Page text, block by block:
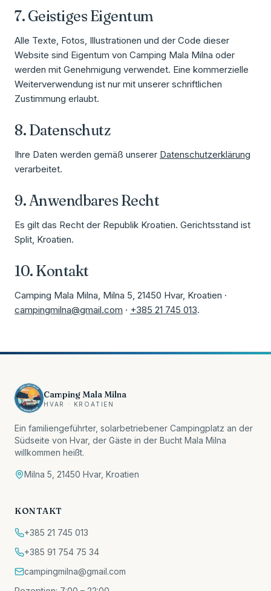
7. Geistiges Eigentum
Alle Texte, Fotos, Illustrationen und der Code dieser
Website sind Eigentum von Camping Mala Milna oder
werden mit Genehmigung verwendet. Eine kommerzielle
Weiterverwendung ist nur mit unserer schriftlichen
Zustimmung erlaubt.
8. Datenschutz
Ihre Daten werden gemäß unserer Datenschutzerklärung
verarbeitet.
9. Anwendbares Recht
Es gilt das Recht der Republik Kroatien. Gerichtsstand ist
Split, Kroatien.
10. Kontakt
Camping Mala Milna, Milna 5, 21450 Hvar, Kroatien ·
campingmilna@gmail.com · +385 21 745 013.
Camping Mala Milna
HVAR · KROATIEN
Ein familiengeführter, solarbetriebener Campingplatz an der
Südseite von Hvar, der Gäste in der Bucht Mala Milna
willkommen heißt.
Milna 5, 21450 Hvar, Kroatien
KONTAKT
+385 21 745 013
+385 91 754 75 34
campingmilna@gmail.com